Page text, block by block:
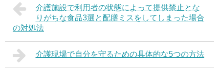
介護施設で利用者の状態によって提供禁止とな
りがちな食品3選と配膳ミスをしてしまった場合
の対処法
介護現場で自分を守るための具体的な5つの方法